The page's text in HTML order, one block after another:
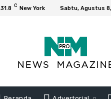
31.8 C New York Sabtu, Agustus